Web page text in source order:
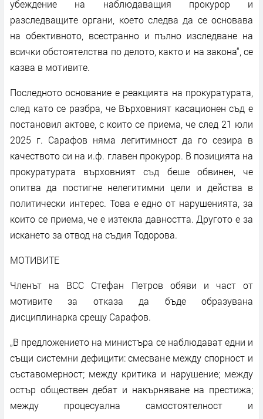
убеждение на наблюдаващия прокурор и
разследващите органи, което следва да се основава
на обективното, всестранно и пълно изследване на
всички обстоятелства по делото, както и на закона“, се
казва в мотивите.
Последното основание е реакцията на прокуратурата,
след като се разбра, че Върховният касационен съд е
постановил актове, с които се приема, че след 21 юли
2025 г. Сарафов няма легитимност да го сезира в
качеството си на и.ф. главен прокурор. В позицията на
прокуратурата върховният съд беше обвинен, че
опитва да постигне нелегитимни цели и действа в
политически интерес. Това е едно от нарушенията, за
които се приема, че е изтекла давността. Другото е за
искането за отвод на съдия Тодорова.
МОТИВИТЕ
Членът на ВСС Стефан Петров обяви и част от
мотивите за отказа да бъде образувана
дисциплинарка срещу Сарафов.
„В предложението на министъра се наблюдават едни и
същи системни дефицити: смесване между спорност и
съставомерност; между критика и нарушение; между
остър обществен дебат и накърняване на престижа;
между процесуална самостоятелност и